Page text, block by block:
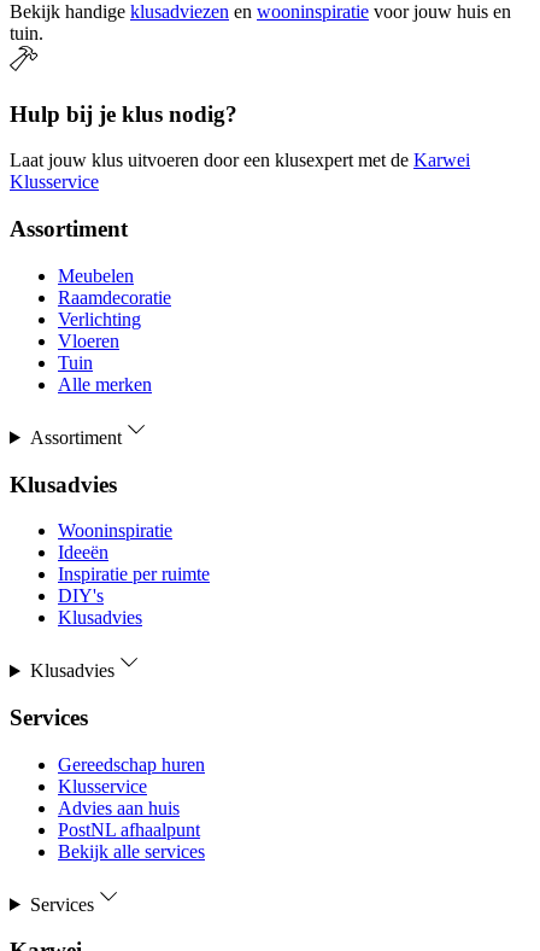
Bekijk handige klusadviezen en wooninspiratie voor jouw huis en
tuin.
Hulp bij je klus nodig?
Laat jouw klus uitvoeren door een klusexpert met de Karwei
Klusservice
Assortiment
Meubelen
Raamdecoratie
Verlichting
Vloeren
Tuin
Alle merken
Assortiment
Klusadvies
Wooninspiratie
Ideeën
Inspiratie per ruimte
DIY's
Klusadvies
Klusadvies
Services
Gereedschap huren
Klusservice
Advies aan huis
PostNL afhaalpunt
Bekijk alle services
Services